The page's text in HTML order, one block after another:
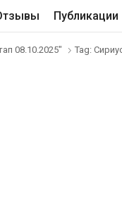
Публикации
08.10.2025" Tag: